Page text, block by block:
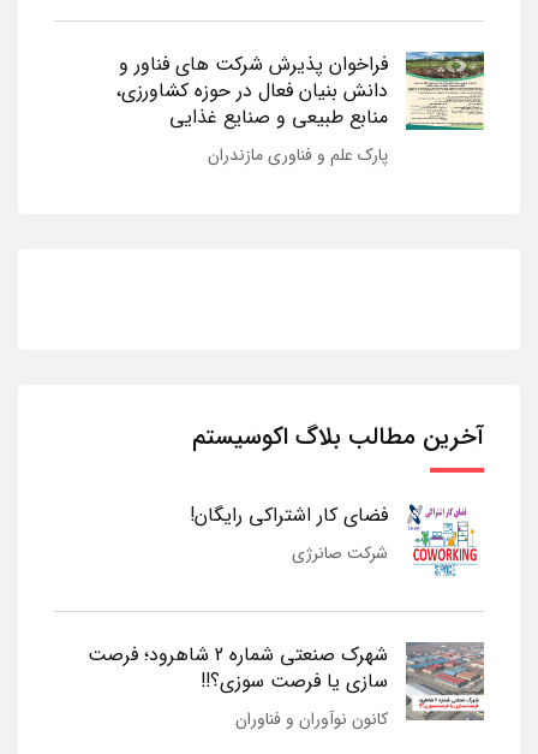
فراخوان پذیرش شرکت های فناور و
دانش بنیان فعال در حوزه کشاورزی،
منابع طبیعی و صنایع غذایی
پارک علم و فناوری مازندران
آخرین مطالب بلاگ اکوسیستم
فضای کار اشتراکی رایگان!
شرکت صانرژی
شهرک صنعتی شماره 2 شاهرود؛ فرصت
سازی یا فرصت سوزی؟!!
کانون نوآوران و فناوران